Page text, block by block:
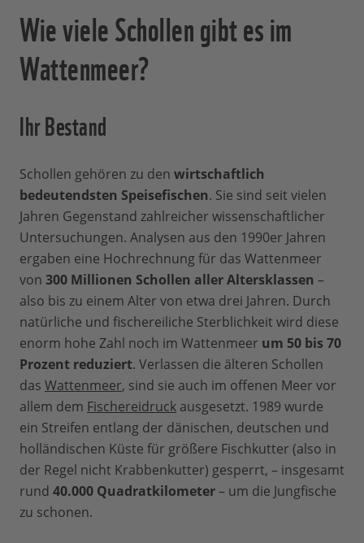
Wie viele Schollen gibt es im
Wattenmeer?
Ihr Bestand
Schollen gehören zu den wirtschaftlich
bedeutendsten Speisefischen. Sie sind seit vielen
Jahren Gegenstand zahlreicher wissenschaftlicher
Untersuchungen. Analysen aus den 1990er Jahren
ergaben eine Hochrechnung für das Wattenmeer
von 300 Millionen Schollen aller Altersklassen –
also bis zu einem Alter von etwa drei Jahren. Durch
natürliche und fischereiliche Sterblichkeit wird diese
enorm hohe Zahl noch im Wattenmeer um 50 bis 70
Prozent reduziert. Verlassen die älteren Schollen
das Wattenmeer, sind sie auch im offenen Meer vor
allem dem Fischereidruck ausgesetzt. 1989 wurde
ein Streifen entlang der dänischen, deutschen und
holländischen Küste für größere Fischkutter (also in
der Regel nicht Krabbenkutter) gesperrt, – insgesamt
rund 40.000 Quadratkilometer– um die Jungfische
zu schonen.